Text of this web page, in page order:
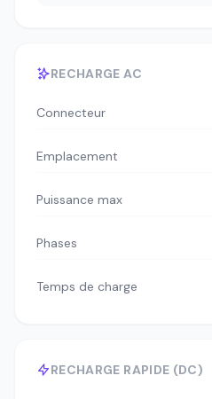
RECHARGE AC
Connecteur
Emplacement
Puissance max
Phases
Temps de charge
RECHARGE RAPIDE (DC)